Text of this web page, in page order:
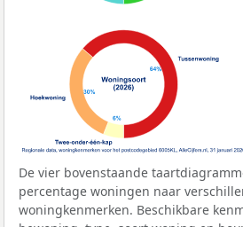
De vier bovenstaande
percentage woningen naar
woningkenmerken. Beschikbare